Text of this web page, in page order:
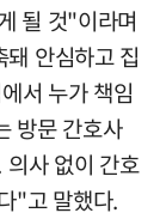
될 것"이라며
안심하고 집
서 누가 책임
방문 간호사
사 없이 간호
"고 말했다.